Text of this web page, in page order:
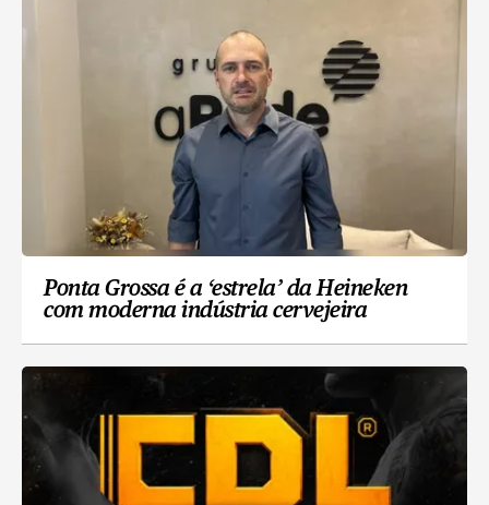
Ponta Grossa é a ‘estrela’ da Heineken
com moderna indústria cervejeira